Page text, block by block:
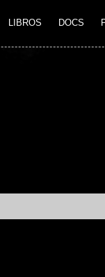
LIBROS DOCS